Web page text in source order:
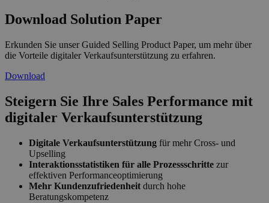
Download Solution Paper
Erkunden Sie unser Guided Selling Product Paper, um mehr über
die Vorteile digitaler Verkaufsunterstützung zu erfahren.
Download
Steigern Sie Ihre Sales Performance mit
digitaler Verkaufsunterstützung
Digitale Verkaufsunterstützung für mehr Cross- und
Upselling
Interaktionsstatistiken für alle Prozessschritte zur
effektiven Performanceoptimierung
Mehr Kundenzufriedenheit durch hohe
Beratungskompetenz